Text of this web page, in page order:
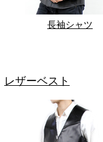
長袖シャツ
レザーベスト